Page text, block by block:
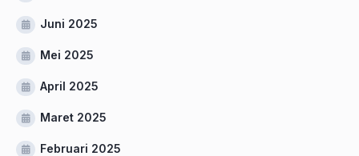
Juni 2025
Mei 2025
April 2025
Maret 2025
Februari 2025